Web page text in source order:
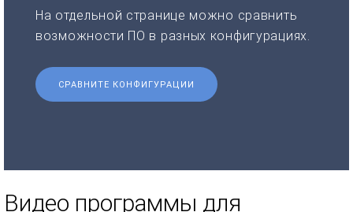
На отдельной странице можно сравнить
возможности ПО в разных конфигурациях.
СРАВНИТЕ КОНФИГУРАЦИИ
Видео программы для